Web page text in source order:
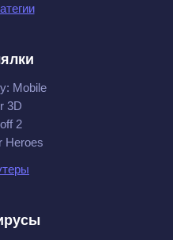
Mobile
3D
2
Heroes